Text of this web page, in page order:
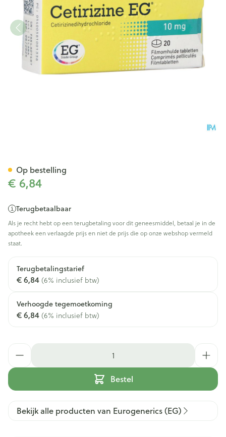
€ 6,84
Terugbetaalbaar
Als je recht hebt op een terugbetaling voor dit geneesmiddel, betaal je in de
apotheek een verlaagde prijs en niet de prijs die op onze webshop vermeld
staat.
Terugbetalingstarief
€ 6,84 (6% inclusief btw)
Verhoogde tegemoetkoming
€ 6,84 (6% inclusief btw)
Bestel
Op bestelling
Bekijk alle producten van Eurogenerics (EG)